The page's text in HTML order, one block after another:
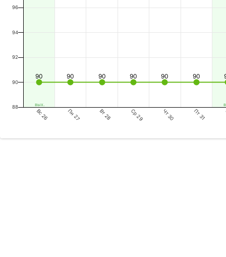
вых.
90 90 90 90 90 90
Вс 26 Пн 27 Вт 28 Ср 29 Чт 30 Пт 31
88
90
92
94
96